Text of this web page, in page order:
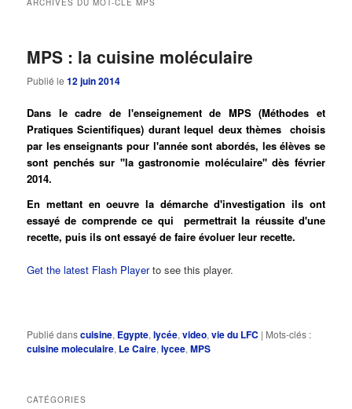
ARCHIVES DU MOT-CLÉMPS
MPS : la cuisine moléculaire
Publié le12 juin 2014
Dans le cadre de l'enseignement de MPS (Méthodes et
Pratiques Scientifiques) durant lequel deux thèmes choisis
par les enseignants pour l'année sont abordés, les élèves se
sont penchés sur ''la gastronomie moléculaire'' dès février
2014.
En mettant en oeuvre la démarche d'investigation ils ont
essayé de comprende ce qui permettrait la réussite d'une
recette, puis ils ont essayé de faire évoluer leur recette.
Get the latest Flash Playerto see this player.
Publié danscuisine, Egypte,lycée,video,vie du LFC | Mots-clés :
cuisine moleculaire, Le Caire,lycee,MPS
CATÉGORIES